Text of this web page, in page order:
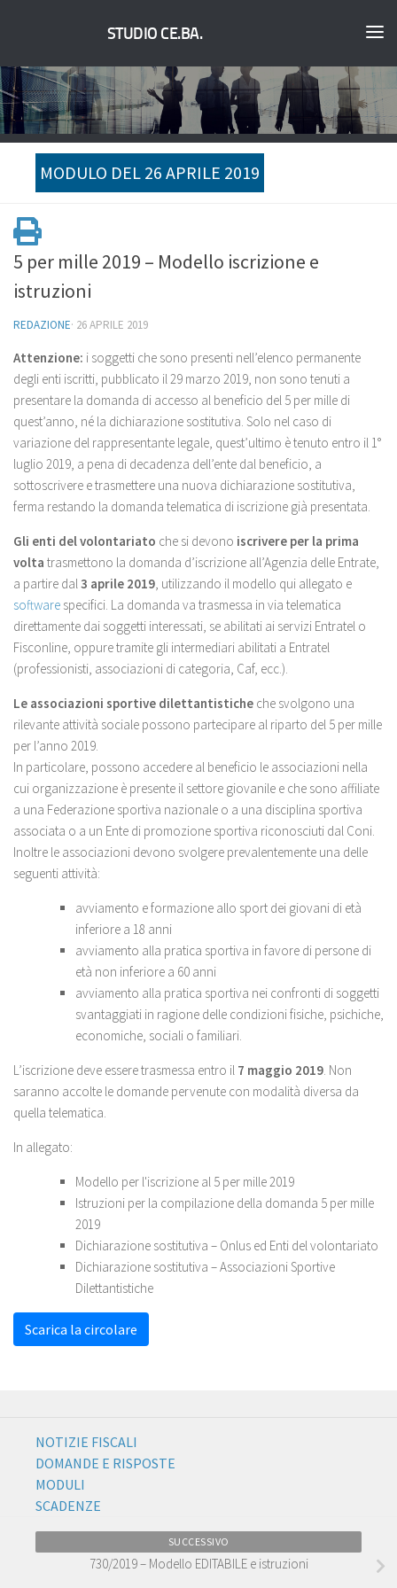
STUDIO CE.BA.
MODULO DEL 26 APRILE 2019
5 per mille 2019 – Modello iscrizione e
istruzioni
REDAZIONE· 26 APRILE 2019
Attenzione: i soggetti che sono presenti nell’elenco permanente
degli enti iscritti, pubblicato il 29 marzo 2019, non sono tenuti a
presentare la domanda di accesso al beneficio del 5 per mille di
quest’anno, né la dichiarazione sostitutiva. Solo nel caso di
variazione del rappresentante legale, quest’ultimo è tenuto entro il 1°
luglio 2019, a pena di decadenza dell’ente dal beneficio, a
sottoscrivere e trasmettere una nuova dichiarazione sostitutiva,
ferma restando la domanda telematica di iscrizione già presentata.
Gli enti del volontariato che si devono iscrivere per la prima
volta trasmettono la domanda d’iscrizione all’Agenzia delle Entrate,
a partire dal3 aprile 2019, utilizzando il modello qui allegato e
software specifici. La domanda va trasmessa in via telematica
direttamente dai soggetti interessati, se abilitati ai servizi Entratel o
Fisconline, oppure tramite gli intermediari abilitati a Entratel
(professionisti, associazioni di categoria, Caf, ecc.).
Le associazioni sportive dilettantistiche che svolgono una
rilevante attività sociale possono partecipare al riparto del 5 per mille
per l’anno 2019.
In particolare, possono accedere al beneficio le associazioni nella
cui organizzazione è presente il settore giovanile e che sono affiliate
a una Federazione sportiva nazionale o a una disciplina sportiva
associata o a un Ente di promozione sportiva riconosciuti dal Coni.
Inoltre le associazioni devono svolgere prevalentemente una delle
seguenti attività:
avviamento e formazione allo sport dei giovani di età
inferiore a 18 anni
avviamento alla pratica sportiva in favore di persone di
età non inferiore a 60 anni
avviamento alla pratica sportiva nei confronti di soggetti
svantaggiati in ragione delle condizioni fisiche, psichiche,
economiche, sociali o familiari.
L’iscrizione deve essere trasmessa entro il 7 maggio 2019. Non
saranno accolte le domande pervenute con modalità diversa da
quella telematica.
In allegato:
Modello per l'iscrizione al 5 per mille 2019
Istruzioni per la compilazione della domanda 5 per mille
2019
Dichiarazione sostitutiva – Onlus ed Enti del volontariato
Dichiarazione sostitutiva – Associazioni Sportive
Dilettantistiche
Scarica la circolare
NOTIZIE FISCALI
DOMANDE E RISPOSTE
MODULI
SCADENZE
SUCCESSIVO
730/2019 – Modello EDITABILE e istruzioni